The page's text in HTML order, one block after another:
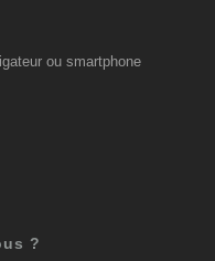
ou smartphone
?